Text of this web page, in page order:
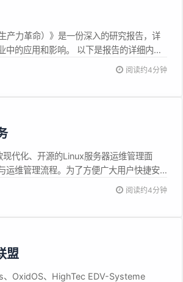
产力革命）》是一份深入的研究报告，详
的应用和影响。 以下是报告的详细内容
AI 技术的最新进展，特别是生成式 AI 和
阅读约4分钟
代化、开源的Linux服务器运维管理面
运维管理流程。为了方便广大用户快捷安
选各类高质量的开源工具和应用软件，为
阅读约4分钟
盟
OxidOS、HighTec EDV-Systeme